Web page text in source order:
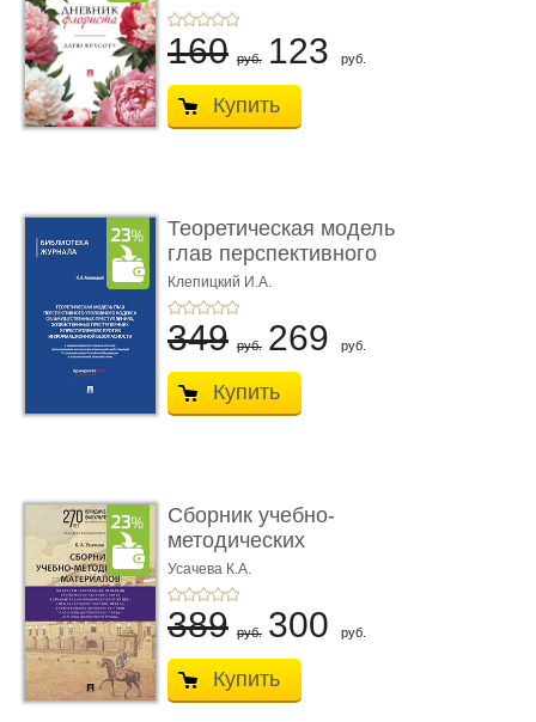
160 руб. 123 руб.
Купить
Теоретическая модель
глав перспективного
УК о ...
Клепицкий И.А.
349 руб. 269 руб.
Купить
Сборник учебно-
методических
материалов по кур ...
Усачева К.А.
389 руб. 300 руб.
Купить